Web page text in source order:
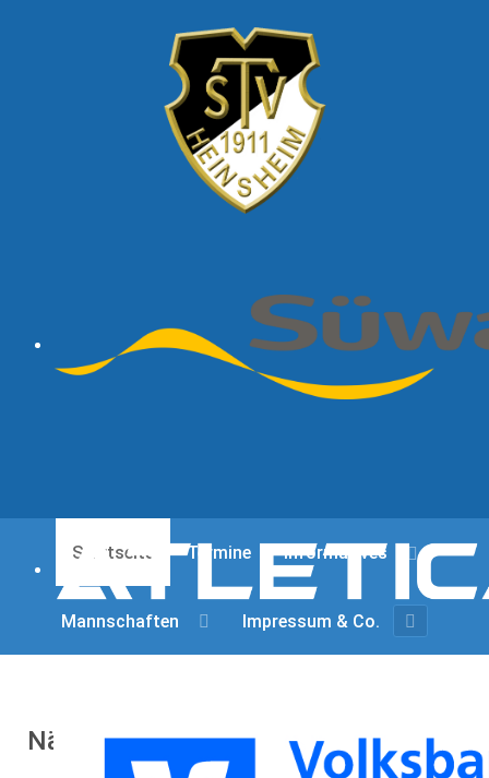
Startseite Termine Informatives
Mannschaften Impressum & Co.
Nächste Termine (5)